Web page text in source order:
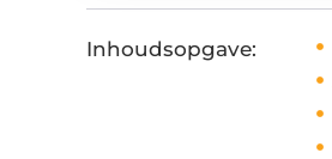
Inhoudsopgave: